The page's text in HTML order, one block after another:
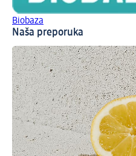
Biobaza
Naša preporuka